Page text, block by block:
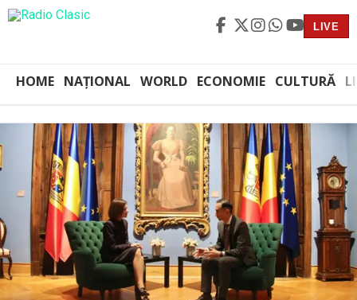
LIVE
HOME NAȚIONAL WORLD ECONOMIE CULTURĂ